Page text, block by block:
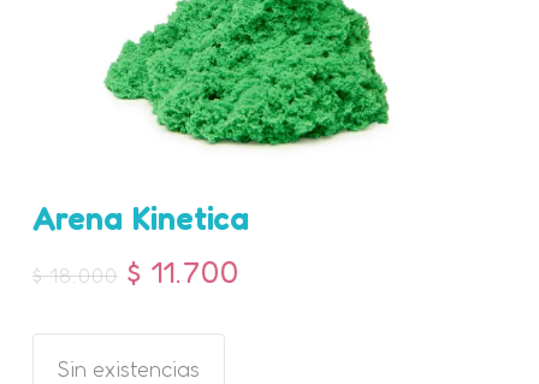
Arena Kinetica
$18.000 $ 11.700
Sin existencias
Nombre*